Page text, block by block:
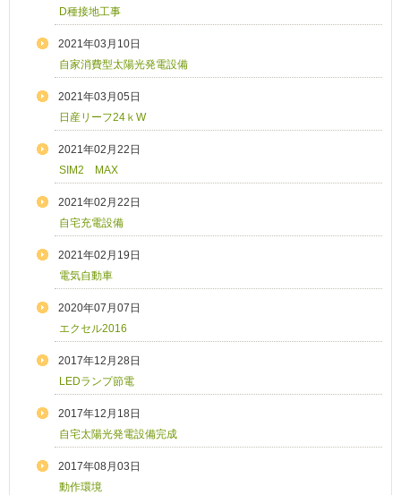
D種接地工事
2021年03月10日
自家消費型太陽光発電設備
2021年03月05日
日産リーフ24ｋW
2021年02月22日
SIM2 MAX
2021年02月22日
自宅充電設備
2021年02月19日
電気自動車
2020年07月07日
エクセル2016
2017年12月28日
LEDランプ節電
2017年12月18日
自宅太陽光発電設備完成
2017年08月03日
動作環境